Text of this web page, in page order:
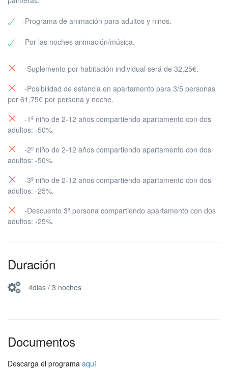
-Programa de animación para adultos y niños.
-Por las noches animación/música.
-Suplemento por habitación individual será de 32,25€.
-Posibilidad de estancia en apartamento para 3/5 personas
por 61,75€ por persona y noche.
-1º niño de 2-12 años compartiendo apartamento con dos
adultos: -50%.
-2º niño de 2-12 años compartiendo apartamento con dos
adultos: -50%.
-3º niño de 2-12 años compartiendo apartamento con dos
adultos: -25%.
-Descuento 3ª persona compartiendo apartamento con dos
adultos: -25%.
Duración
4dias / 3 noches
Documentos
Descarga el programa aquí